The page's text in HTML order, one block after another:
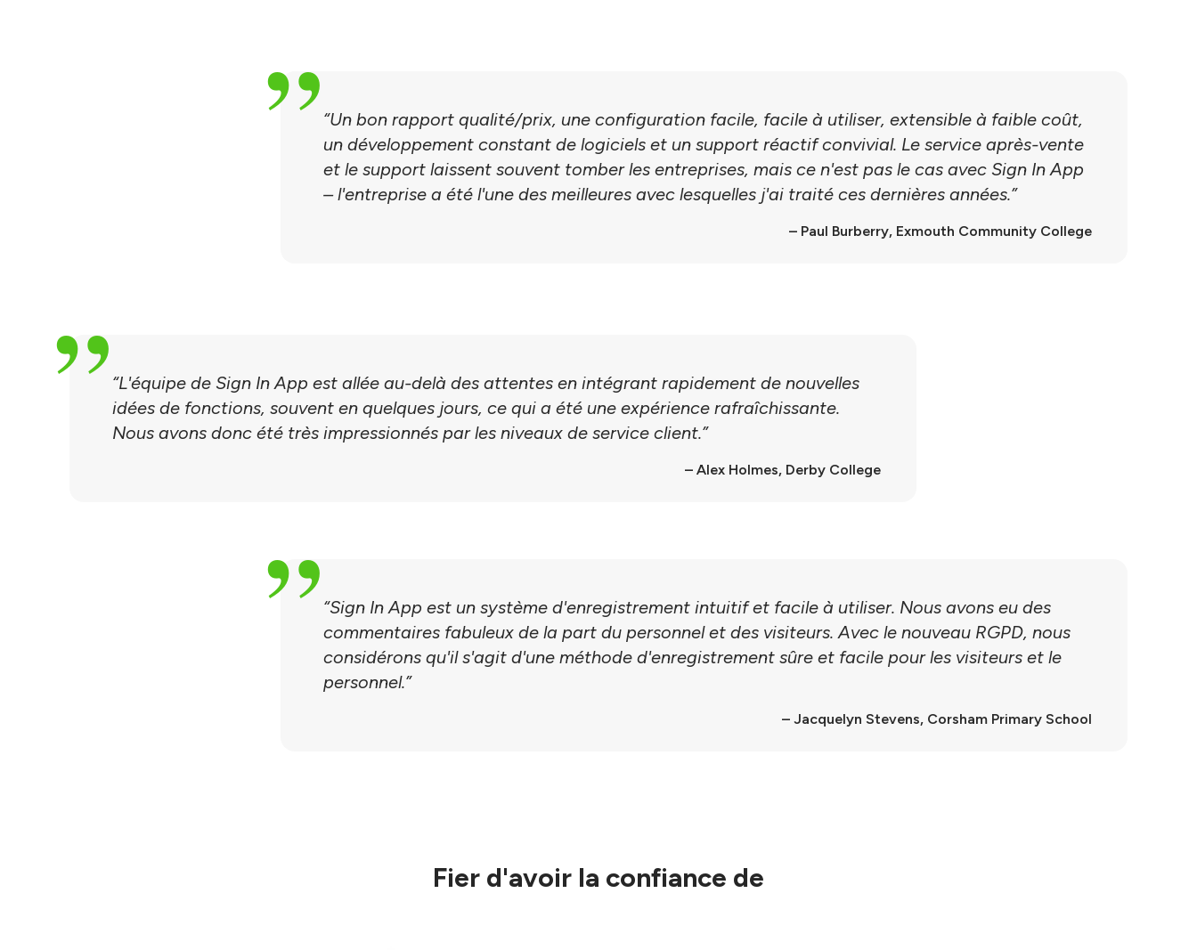
“Un bon rapport qualité/prix, une configuration facile, facile à utiliser, extensible à faible coût,
un développement constant de logiciels et un support réactif convivial. Le service après-vente
et le support laissent souvent tomber les entreprises, mais ce n'est pas le cas avec Sign In App
– l'entreprise a été l'une des meilleures avec lesquelles j'ai traité ces dernières années.”
– Paul Burberry, Exmouth Community College
“L'équipe de Sign In App est allée au-delà des attentes en intégrant rapidement de nouvelles
idées de fonctions, souvent en quelques jours, ce qui a été une expérience rafraîchissante.
Nous avons donc été très impressionnés par les niveaux de service client.”
– Alex Holmes, Derby College
“Sign In App est un système d'enregistrement intuitif et facile à utiliser. Nous avons eu des
commentaires fabuleux de la part du personnel et des visiteurs. Avec le nouveau RGPD, nous
considérons qu'il s'agit d'une méthode d'enregistrement sûre et facile pour les visiteurs et le
personnel.”
– Jacquelyn Stevens, Corsham Primary School
Fier d'avoir la confiance de